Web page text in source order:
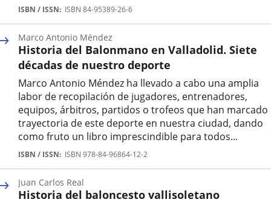
Autor
ISBN / ISSN ISBN 84-95389-26-6
Historia del Balonmano en Valladolid. Siete
décadas de nuestro deporte
Marco Antonio Méndez ha llevado a cabo una amplia
labor de recopilación de jugadores, entrenadores,
equipos, árbitros, partidos o trofeos que han marcado
trayectoria de este deporte en nuestra ciudad, dando
como fruto un libro imprescindible para todos...
Autor
Marco Antonio Méndez
ISBN / ISSN ISBN 978-84-96864-12-2
Historia del baloncesto vallisoletano
Juan Carlos Real